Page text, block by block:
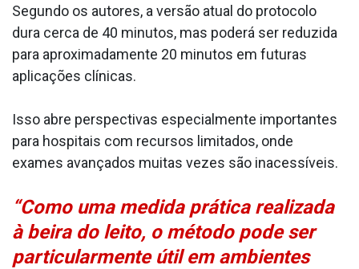
Segundo os autores, a versão atual do protocolo
dura cerca de 40 minutos, mas poderá ser reduzida
para aproximadamente 20 minutos em futuras
aplicações clínicas.
Isso abre perspectivas especialmente importantes
para hospitais com recursos limitados, onde
exames avançados muitas vezes são inacessíveis.
“Como uma medida prática realizada
à beira do leito, o método pode ser
particularmente útil em ambientes